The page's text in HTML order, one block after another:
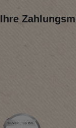
Ihre